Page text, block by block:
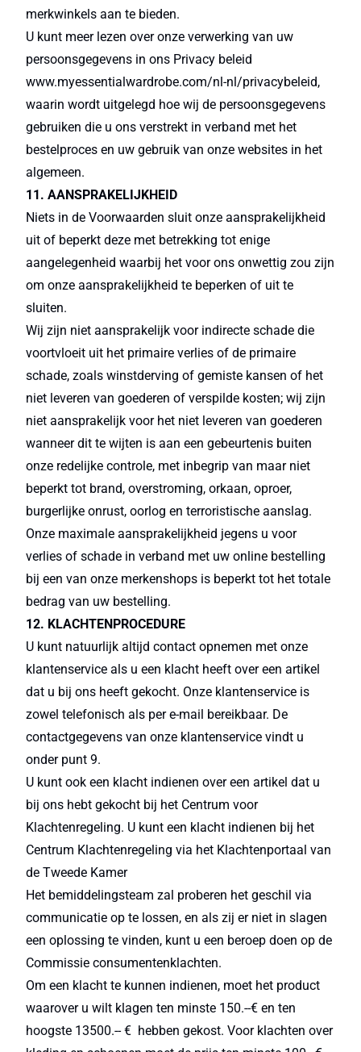
merkwinkels aan te bieden.
U kunt meer lezen over onze verwerking van uw
persoonsgegevens in ons Privacy beleid
www.myessentialwardrobe.com/nl-nl/privacybeleid,
waarin wordt uitgelegd hoe wij de persoonsgegevens
gebruiken die u ons verstrekt in verband met het
bestelproces en uw gebruik van onze websites in het
algemeen.
11. AANSPRAKELIJKHEID
Niets in de Voorwaarden sluit onze aansprakelijkheid
uit of beperkt deze met betrekking tot enige
aangelegenheid waarbij het voor ons onwettig zou zijn
om onze aansprakelijkheid te beperken of uit te
sluiten.
Wij zijn niet aansprakelijk voor indirecte schade die
voortvloeit uit het primaire verlies of de primaire
schade, zoals winstderving of gemiste kansen of het
niet leveren van goederen of verspilde kosten; wij zijn
niet aansprakelijk voor het niet leveren van goederen
wanneer dit te wijten is aan een gebeurtenis buiten
onze redelijke controle, met inbegrip van maar niet
beperkt tot brand, overstroming, orkaan, oproer,
burgerlijke onrust, oorlog en terroristische aanslag.
Onze maximale aansprakelijkheid jegens u voor
verlies of schade in verband met uw online bestelling
bij een van onze merkenshops is beperkt tot het totale
bedrag van uw bestelling.
12. KLACHTENPROCEDURE
U kunt natuurlijk altijd contact opnemen met onze
klantenservice als u een klacht heeft over een artikel
dat u bij ons heeft gekocht. Onze klantenservice is
zowel telefonisch als per e-mail bereikbaar. De
contactgegevens van onze klantenservice vindt u
onder punt 9.
U kunt ook een klacht indienen over een artikel dat u
bij ons hebt gekocht bij het Centrum voor
Klachtenregeling. U kunt een klacht indienen bij het
Centrum Klachtenregeling via het Klachtenportaal van
de Tweede Kamer
Het bemiddelingsteam zal proberen het geschil via
communicatie op te lossen, en als zij er niet in slagen
een oplossing te vinden, kunt u een beroep doen op de
Commissie consumentenklachten.
Om een klacht te kunnen indienen, moet het product
waarover u wilt klagen ten minste 150.--€ en ten
hoogste 13500.-- € hebben gekost. Voor klachten over